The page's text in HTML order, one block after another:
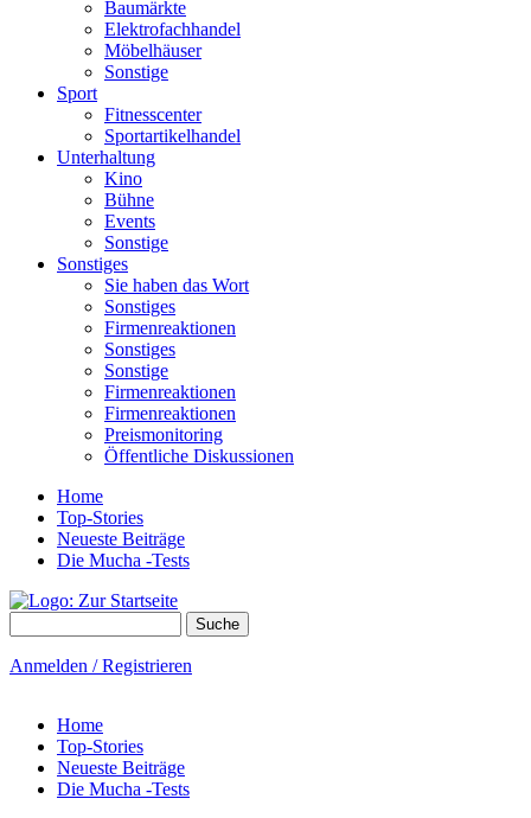
Baumärkte
Elektrofachhandel
Möbelhäuser
Sonstige
Sport
Fitnesscenter
Sportartikelhandel
Unterhaltung
Kino
Bühne
Events
Sonstige
Sonstiges
Sie haben das Wort
Sonstiges
Firmenreaktionen
Sonstiges
Sonstige
Firmenreaktionen
Firmenreaktionen
Preismonitoring
Öffentliche Diskussionen
Home
Top-Stories
Neueste Beiträge
Die Mucha -Tests
Anmelden / Registrieren
Home
Top-Stories
Neueste Beiträge
Die Mucha -Tests